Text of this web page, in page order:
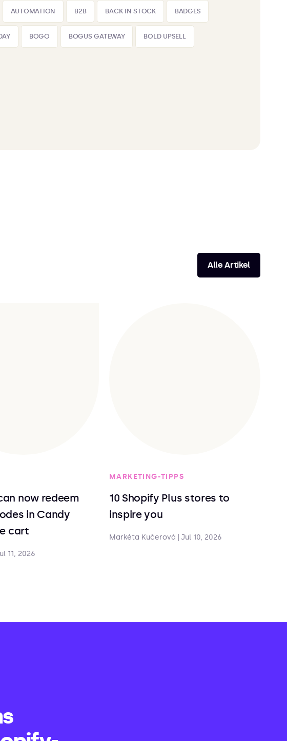
AUTOMATION B2B BACK IN STOCK BADGES
BOGO BOGUS GATEWAY BOLD UPSELL
Alle Artikel
now redeem
in Candy
cart
11, 2026
MARKETING-TIPPS
10 Shopify Plus stores to
inspire you
Markéta Kučerová Jul 10, 2026